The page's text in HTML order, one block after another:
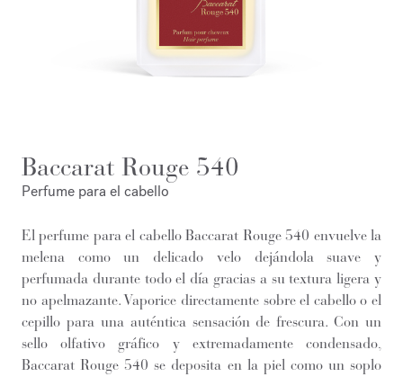
Baccarat Rouge 540
Perfume para el cabello
El perfume para el cabello Baccarat Rouge 540 envuelve la
melena como un delicado velo dejándola suave y
perfumada durante todo el día gracias a su textura ligera y
no apelmazante. Vaporice directamente sobre el cabello o el
cepillo para una auténtica sensación de frescura. Con un
sello olfativo gráfico y extremadamente condensado,
Baccarat Rouge 540 se deposita en la piel como un soplo